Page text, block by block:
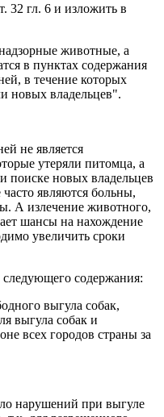
32 гл. 6 и изложить в
животные, а
в пунктах содержания
в течение которых
новых владельцев".
не является
утеряли питомца, а
поиске новых владельцев
являются больны,
А излечение животного,
шансы на нахождение
увеличить сроки
следующего содержания:
выгула собак,
выгула собак и
всех городов страны за
нарушений при выгуле